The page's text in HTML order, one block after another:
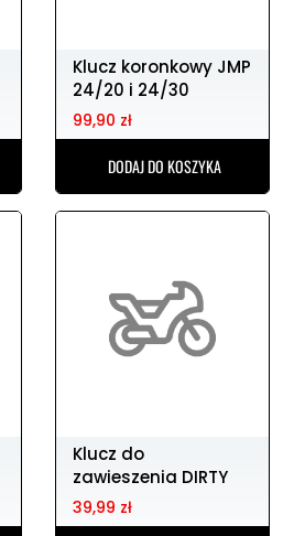
Klucz koronkowy JMP
24/20 i 24/30
99,90 zł
DODAJ DO KOSZYKA
Klucz do
zawieszenia DIRTY
PIG KTM tyli
amotyzator
39,99 zł